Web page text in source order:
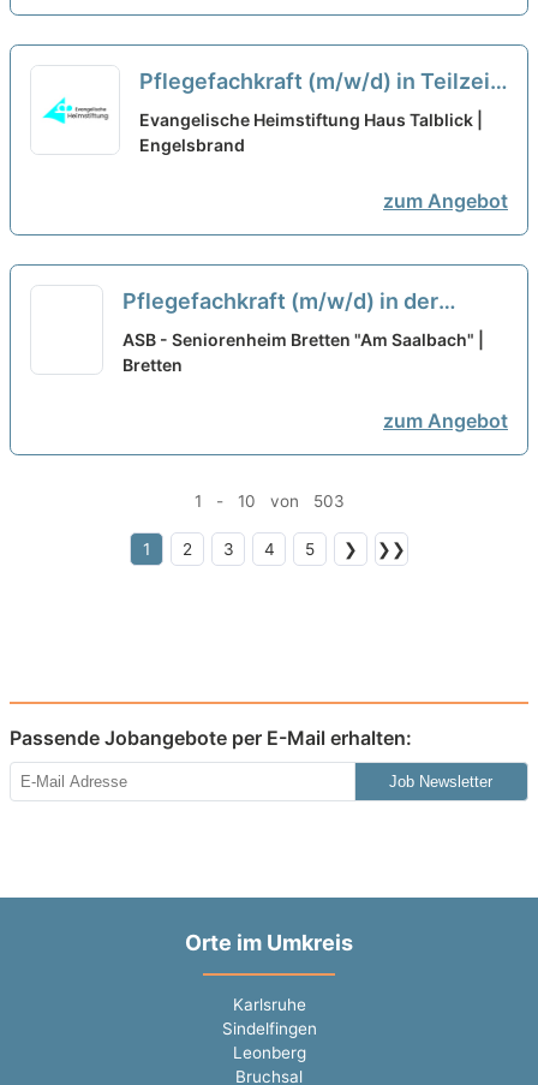
Pflegefachkraft (m/w/d) in Teilzeit
(max. 32 Std./Woche) - Ein
Arbeitgeber nach Deinen
Evangelische Heimstiftung Haus Talblick |
Engelsbrand
zum Angebot
Pflegefachkraft (m/w/d) in der
Tagespflege in Teilzeit (20-25
Stunden/Woche) - Starte mit uns in
ASB - Seniorenheim Bretten "Am Saalbach" |
Bretten
zum Angebot
1 - 10 von 503
1 2 3 4 5 ❯ ❯❯
Passende Jobangebote per E-Mail erhalten:
Job Newsletter
Orte im Umkreis
Karlsruhe
Sindelfingen
Leonberg
Bruchsal